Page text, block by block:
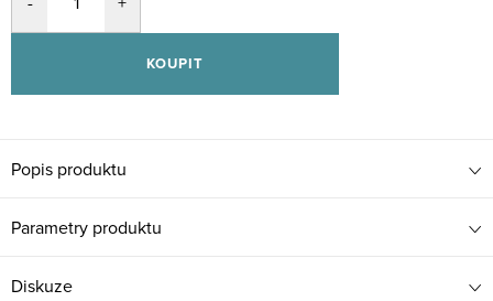
KOUPIT
Popis produktu
Parametry produktu
Diskuze